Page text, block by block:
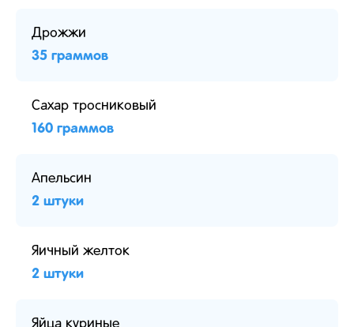
Дрожжи
35 граммов
Сахар тросниковый
160 граммов
Апельсин
2 штуки
Яичный желток
2 штуки